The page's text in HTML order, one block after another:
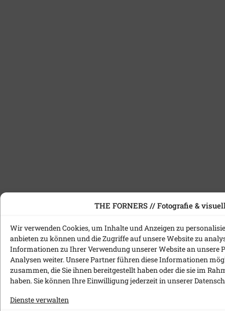
THE FORNERS // Fotografie &
Wir verwenden Cookies, um Inhalte und Anzeigen zu
anbieten zu können und die Zugriffe auf unsere Website zu
Informationen zu Ihrer Verwendung unserer Website an unsere
Analysen weiter. Unsere Partner führen diese Informationen
zusammen, die Sie ihnen bereitgestellt haben oder die sie im
haben. Sie können Ihre Einwilligung jederzeit in unserer
Dienste verwalten